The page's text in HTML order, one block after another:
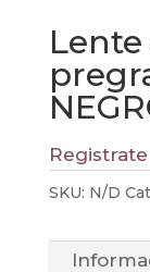
SKU: N/D